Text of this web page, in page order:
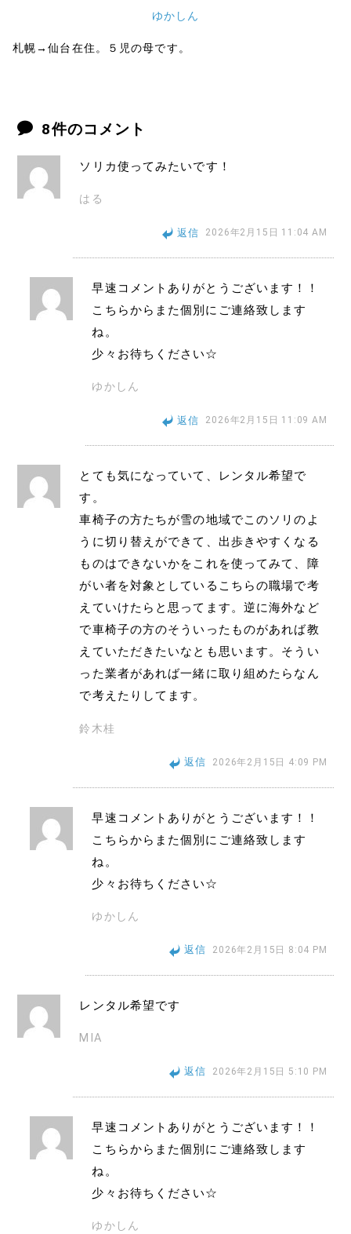
ゆかしん
札幌→仙台在住。５児の母です。
8件のコメント
ソリカ使ってみたいです！
はる
返信 2026年2月15日 11:04 AM
早速コメントありがとうございます！！
こちらからまた個別にご連絡致します
ね。
少々お待ちください☆
ゆかしん
返信 2026年2月15日 11:09 AM
とても気になっていて、レンタル希望で
す。
車椅子の方たちが雪の地域でこのソリのよ
うに切り替えができて、出歩きやすくなる
ものはできないかをこれを使ってみて、障
がい者を対象としているこちらの職場で考
えていけたらと思ってます。逆に海外など
で車椅子の方のそういったものがあれば教
えていただきたいなとも思います。そうい
った業者があれば一緒に取り組めたらなん
で考えたりしてます。
鈴木桂
返信 2026年2月15日 4:09 PM
早速コメントありがとうございます！！
こちらからまた個別にご連絡致します
ね。
少々お待ちください☆
ゆかしん
返信 2026年2月15日 8:04 PM
レンタル希望です
MIA
返信 2026年2月15日 5:10 PM
早速コメントありがとうございます！！
こちらからまた個別にご連絡致します
ね。
少々お待ちください☆
ゆかしん